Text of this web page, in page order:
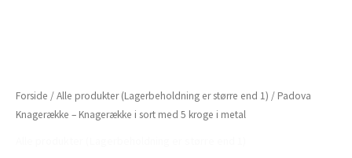
Forside /Alle produkter (Lagerbeholdning er større end 1) / Padova
Knagerække – Knagerække i sort med 5 kroge i metal